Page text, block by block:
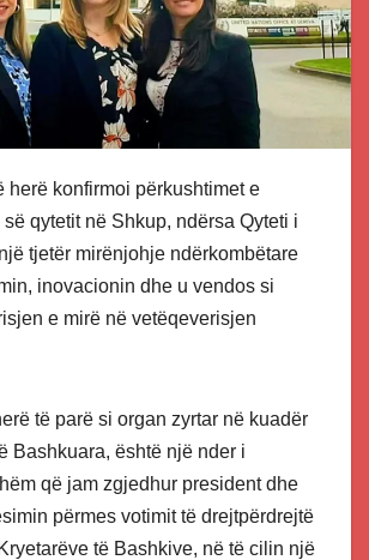
herë konfirmoi përkushtimet e
qytetit në Shkup, ndërsa Qyteti i
tjetër mirënjohje ndërkombëtare
inovacionin dhe u vendos si
e mirë në vetëqeverisjen
të parë si organ zyrtar në kuadër
Bashkuara, është një nder i
që jam zgjedhur president dhe
përmes votimit të drejtpërdrejtë
të Bashkive, në të cilin një